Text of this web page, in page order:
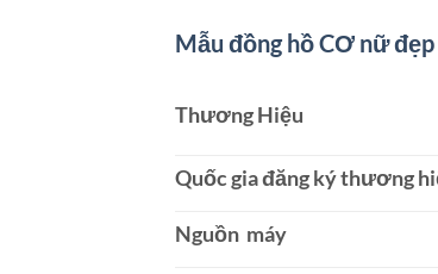
Mẫu đồng hồ CƠ nữ
Thương Hiệu
Quốc gia đăng ký thương
Nguồn máy